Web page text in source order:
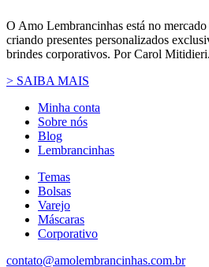
O Amo Lembrancinhas está no mercado
criando presentes personalizados
brindes corporativos. Por Carol Mitidieri.
> SAIBA MAIS
Minha conta
Sobre nós
Blog
Lembrancinhas
Temas
Bolsas
Varejo
Máscaras
Corporativo
contato@amolembrancinhas.com.br